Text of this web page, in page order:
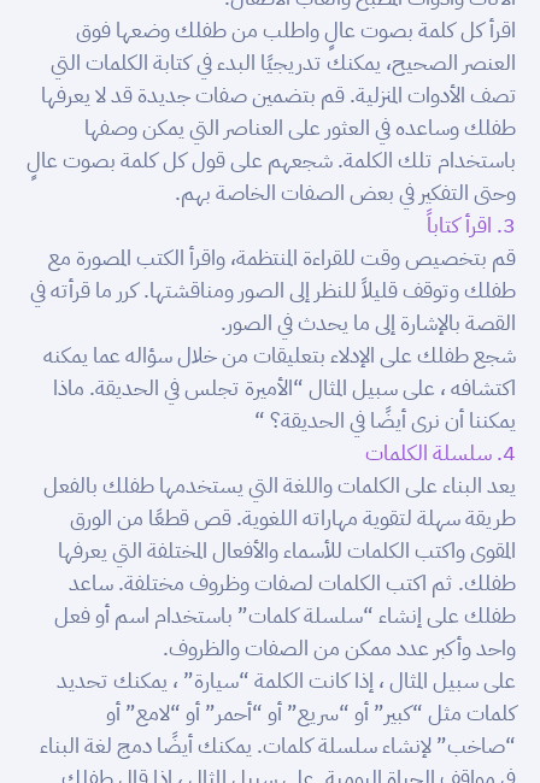
اقرأ كل كلمة بصوت عالٍ واطلب من طفلك وضعها فوق
العنصر الصحيح، يمكنك تدريجيًا البدء في كتابة الكلمات التي
تصف الأدوات المنزلية. قم بتضمين صفات جديدة قد لا يعرفها
طفلك وساعده في العثور على العناصر التي يمكن وصفها
باستخدام تلك الكلمة. شجعهم على قول كل كلمة بصوت عالٍ
وحتى التفكير في بعض الصفات الخاصة بهم.
3. اقرأ كتاباً
قم بتخصيص وقت للقراءة المنتظمة، واقرأ الكتب المصورة مع
طفلك وتوقف قليلاً للنظر إلى الصور ومناقشتها. كرر ما قرأته في
القصة بالإشارة إلى ما يحدث في الصور.
شجع طفلك على الإدلاء بتعليقات من خلال سؤاله عما يمكنه
اكتشافه ، على سبيل المثال “الأميرة تجلس في الحديقة. ماذا
يمكننا أن نرى أيضًا في الحديقة؟ “
4. سلسلة الكلمات
يعد البناء على الكلمات واللغة التي يستخدمها طفلك بالفعل
طريقة سهلة لتقوية مهاراته اللغوية. قص قطعًا من الورق
المقوى واكتب الكلمات للأسماء والأفعال المختلفة التي يعرفها
طفلك. ثم اكتب الكلمات لصفات وظروف مختلفة. ساعد
طفلك على إنشاء “سلسلة كلمات” باستخدام اسم أو فعل
واحد وأكبر عدد ممكن من الصفات والظروف.
على سبيل المثال ، إذا كانت الكلمة “سيارة” ، يمكنك تحديد
كلمات مثل “كبير” أو “سريع” أو “أحمر” أو “لامع” أو
“صاخب” لإنشاء سلسلة كلمات. يمكنك أيضًا دمج لغة البناء